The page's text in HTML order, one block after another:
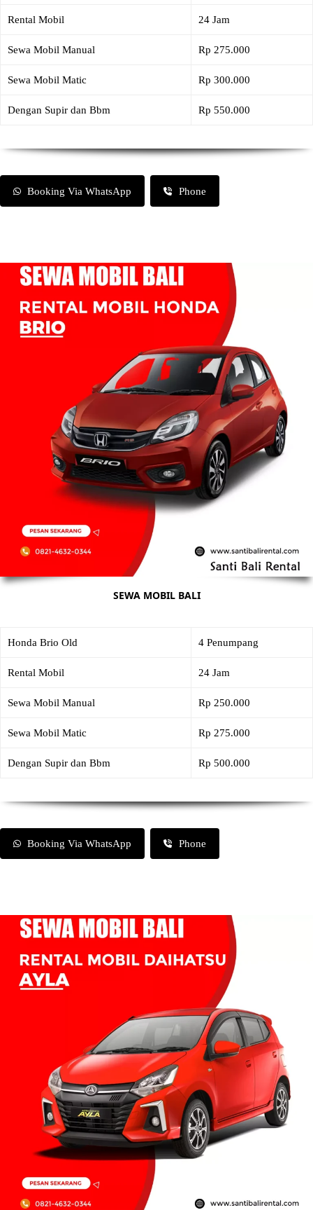
Rental Mobil 24 Jam
Sewa Mobil Manual Rp 275.000
Sewa Mobil Matic Rp 300.000
Dengan Supir dan Bbm Rp 550.000
Booking Via WhatsApp Phone
SEWA MOBIL BALI
Honda Brio Old 4 Penumpang
Rental Mobil 24 Jam
Sewa Mobil Manual Rp 250.000
Sewa Mobil Matic Rp 275.000
Dengan Supir dan Bbm Rp 500.000
Booking Via WhatsApp Phone